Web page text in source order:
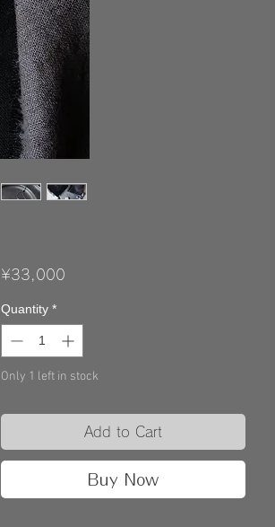
¥33,000Price
Quantity *
Only 1 left in stock
Add to Cart
Buy Now